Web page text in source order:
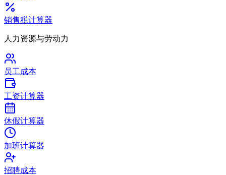
销售税计算器
人力资源与劳动力
员工成本
工资计算器
休假计算器
加班计算器
招聘成本